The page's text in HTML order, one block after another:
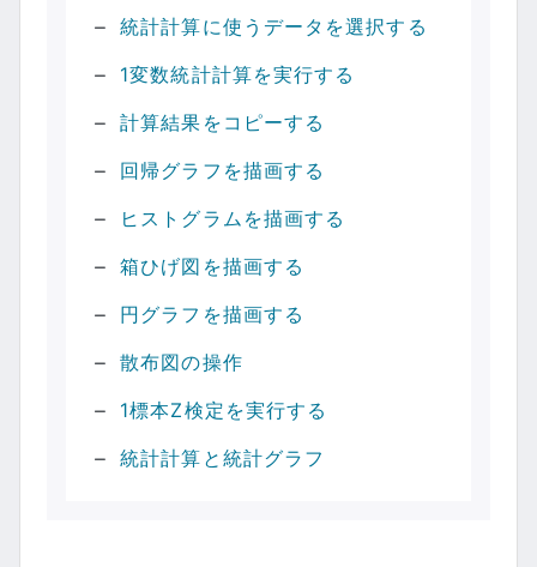
統計計算に使うデータを選択する
1変数統計計算を実行する
計算結果をコピーする
回帰グラフを描画する
ヒストグラムを描画する
箱ひげ図を描画する
円グラフを描画する
散布図の操作
1標本Z検定を実行する
統計計算と統計グラフ